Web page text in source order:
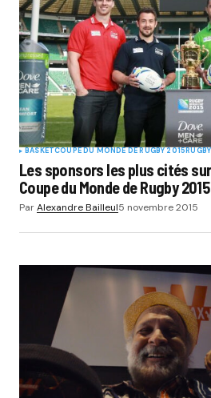
BASKETCOUPE DU MONDE DE RUGBY 2015RUGBY
Les sponsors les plus cités
Coupe du Monde de Rugby 2015
ParAlexandre Bailleul5 novembre 2015